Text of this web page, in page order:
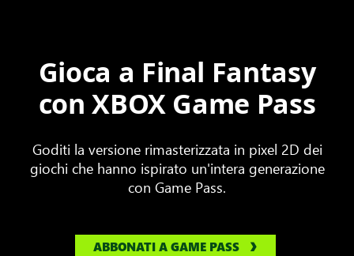
Gioca a Final Fantasy
con XBOX Game Pass
Goditi la versione rimasterizzata in pixel 2D dei
giochi che hanno ispirato un'intera generazione
con Game Pass.
ABBONATI A GAME PASS